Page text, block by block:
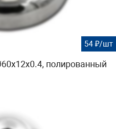
54 ₽/шт
полированный